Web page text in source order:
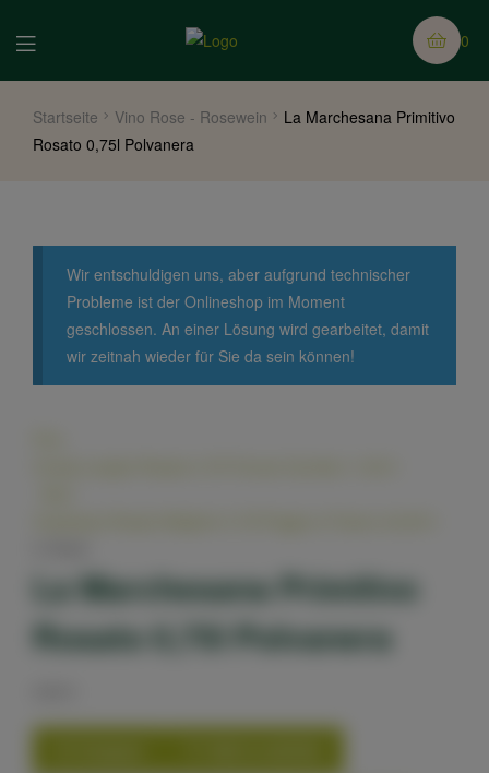
0
Startseite Vino Rose - Rosewein
La Marchesana Primitivo
Rosato 0,75l Polvanera
Wir entschuldigen uns, aber aufgrund technischer
Probleme ist der Onlineshop im Moment
geschlossen. An einer Lösung wird gearbeitet, damit
wir zeitnah wieder für Sie da sein können!
La Marchesana Primitivo
Rosato 0,75l Polvanera